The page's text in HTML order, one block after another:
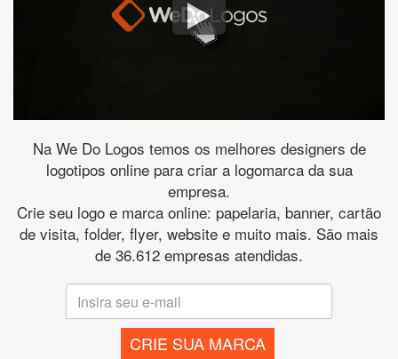
Na We Do Logos temos os melhores designers de
logotipos online para criar a logomarca da sua
empresa.
Crie seu logo e marca online: papelaria, banner, cartão
de visita, folder, flyer, website e muito mais. São mais
de 36.612 empresas atendidas.
CRIE SUA MARCA